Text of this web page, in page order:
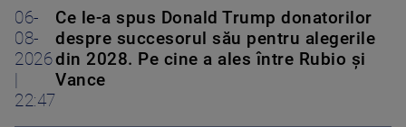
06-
08-
2026
22:47
Ce le-a spus Donald Trump donatorilor
despre succesorul său pentru alegerile
din 2028. Pe cine a ales între Rubio și
Vance